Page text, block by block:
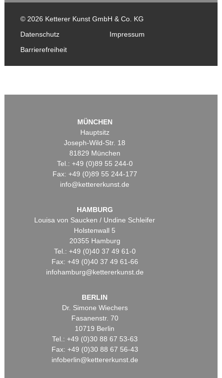
© 2026 Ketterer Kunst GmbH & Co. KG
Datenschutz
Impressum
Barrierefreiheit
MÜNCHEN
Hauptsitz
Joseph-Wild-Str. 18
81829 München
Tel.: +49 (0)89 55 244-0
Fax: +49 (0)89 55 244-177
info@kettererkunst.de
HAMBURG
Louisa von Saucken / Undine Schleifer
Holstenwall 5
20355 Hamburg
Tel.: +49 (0)40 37 49 61-0
Fax: +49 (0)40 37 49 61-66
infohamburg@kettererkunst.de
BERLIN
Dr. Simone Wiechers
Fasanenstr. 70
10719 Berlin
Tel.: +49 (0)30 88 67 53-63
Fax: +49 (0)30 88 67 56-43
infoberlin@kettererkunst.de